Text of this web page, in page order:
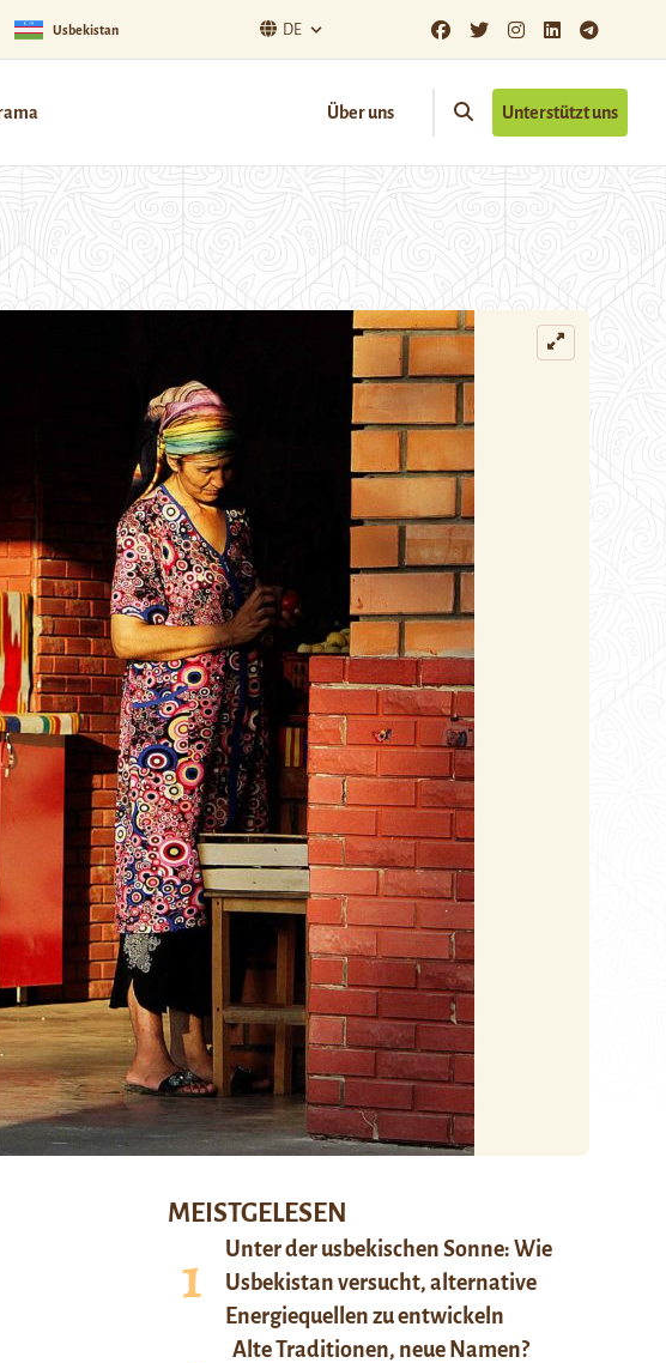
Usbekistan DE
Über uns Unterstützt uns
MEISTGELESEN
Unter der usbekischen Sonne: Wie
Usbekistan versucht, alternative
Energiequellen zu entwickeln
Alte Traditionen, neue Namen?